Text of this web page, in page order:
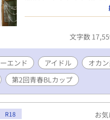
れる。 「俺は、あん
で笑う自信がないんだ
れ、蒼は彼の家政夫を
家政夫としての生活
ない悩みがあった。 蒼
どう応えるのか？ 孤独
の恋と未来に向き合う
ーム・ラブストーリー
文字数
エンド アイドル オカ
第2回青春BLカップ
R18 お